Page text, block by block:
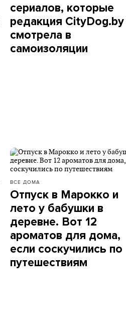
сериалов, которые
редакция CityDog.by
смотрела в
самоизоляции
ВСЕ ДОМА
Отпуск в Марокко и
лето у бабушки в
деревне. Вот 12
ароматов для дома,
если соскучились по
путешествиям